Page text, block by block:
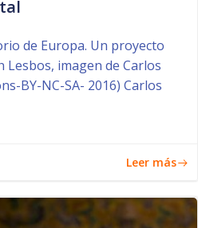
de Europa. Un proyecto
Lesbos, imagen de Carlos
BY-NC-SA- 2016) Carlos
Leer más